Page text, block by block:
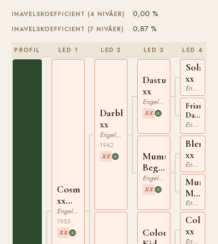
INAVELSKOEFFICIENT (4 NIVÅER) 0,00 %
INAVELSKOEFFICIENT (7 NIVÅER) 0,87 %
PROFIL LED 1
Cosmos
xx
95258
Engelskt Fullblod
1955
XX
LED 2
Darbhanga
xx
Engelskt Fullblod
1942
XX
LED 3
Dastur
xx
Engelskt Fullblod
XX
Mumtaz
Begum
xx
Engelskt Fullblod
XX
Colorado
LED 4
Solario
xx
Engelskt Fullblod
Friar's
Daughter
xxEngelskt Fullblod
xx
Engelskt Fullblod
Mahal
xxEngelskt Fullblod
xx
Engelskt Fullblod